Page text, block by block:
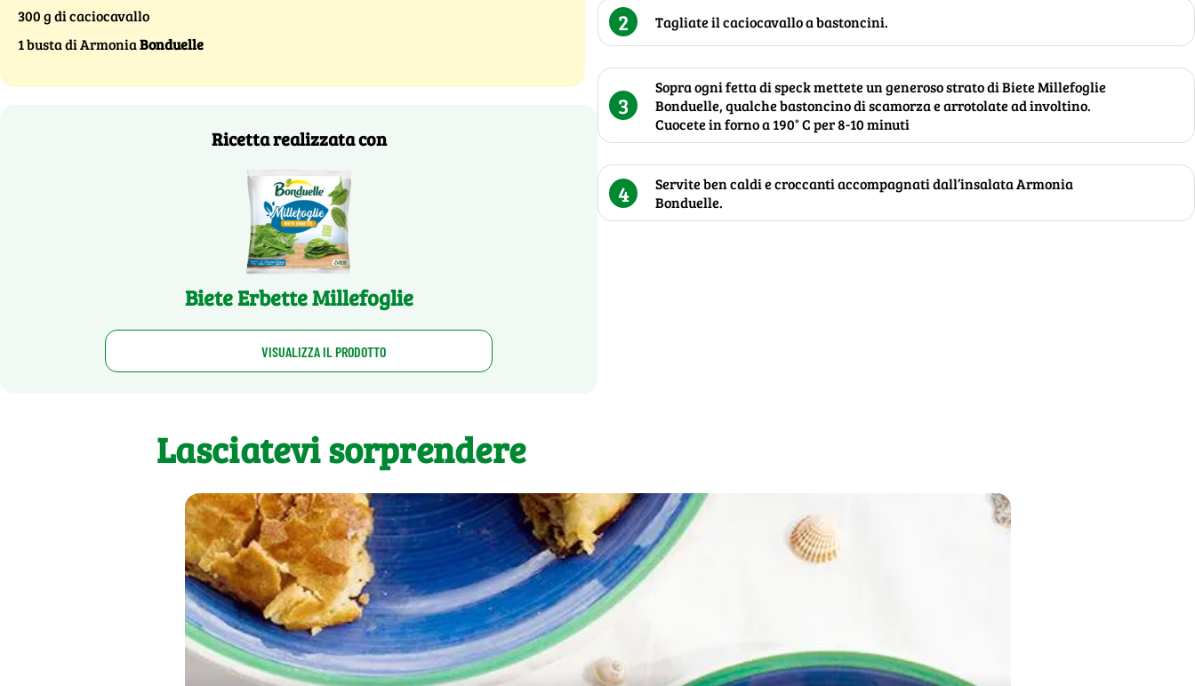
300 g di caciocavallo
1 busta di ArmoniaBonduelle
Ricetta realizzata con
Biete Erbette Millefoglie
VISUALIZZA IL PRODOTTO
2 Tagliate il caciocavallo a bastoncini.
3
Sopra ogni fetta di speck mettete un generoso strato di Biete Millefoglie
Bonduelle, qualche bastoncino di scamorza e arrotolate ad involtino.
Cuocete in forno a 190° C per 8-10 minuti
4
Servite ben caldi e croccanti accompagnati dall’insalata Armonia
Bonduelle.
Lasciatevi sorprendere